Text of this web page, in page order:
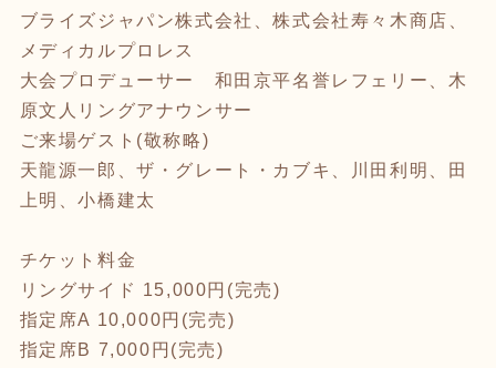
ブライズジャパン株式会社、株式会社寿々木商店、
メディカルプロレス
大会プロデューサー 和田京平名誉レフェリー、木
原文人リングアナウンサー
ご来場ゲスト(敬称略)
天龍源一郎、ザ・グレート・カブキ、川田利明、田
上明、小橋建太
チケット料金
リングサイド 15,000円(完売)
指定席A 10,000円(完売)
指定席B 7,000円(完売)